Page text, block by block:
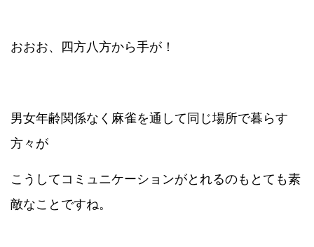
おおお、四方八方から手が！
男女年齢関係なく麻雀を通して同じ場所で暮らす
方々が
こうしてコミュニケーションがとれるのもとても素
敵なことですね。